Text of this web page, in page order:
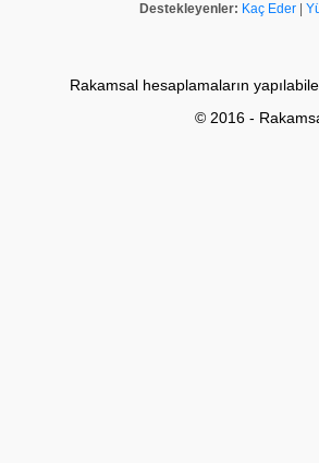
Destekleyenler: Kaç Eder
Rakamsal hesaplamaların
© 2016 -